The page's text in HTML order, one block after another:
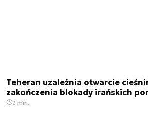
Teheran uzależnia otwarcie
zakończenia blokady irańskich
2 min.